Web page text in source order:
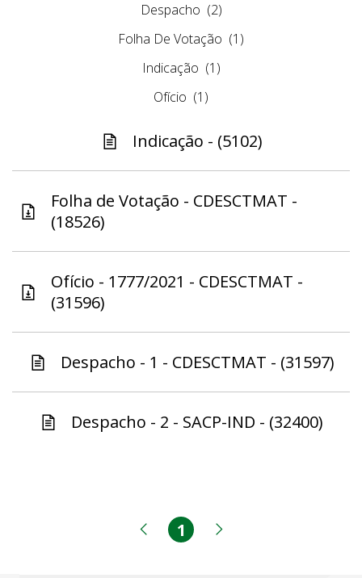
Despacho (2)
Folha De Votação (1)
Indicação (1)
Ofício (1)
Indicação - (5102)
Folha de Votação - CDESCTMAT -
(18526)
Ofício - 1777/2021 - CDESCTMAT -
(31596)
Despacho - 1 - CDESCTMAT - (31597)
Despacho - 2 - SACP-IND - (32400)
Página anterior
Página
1